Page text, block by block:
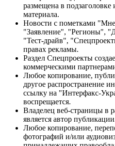
размещена в подзаголовке
материала.
Новости с пометками
"Заявление", "Регионы",
"Тест-драйв",
правах рекламы.
Раздел Спецпроекты
коммерческими
Любое копирование,
другое распространение
ссылку на "Интерфакс-
воспрещается.
Владелец веб-страницы в
является автор
Любое копирование,
фотографий и/или